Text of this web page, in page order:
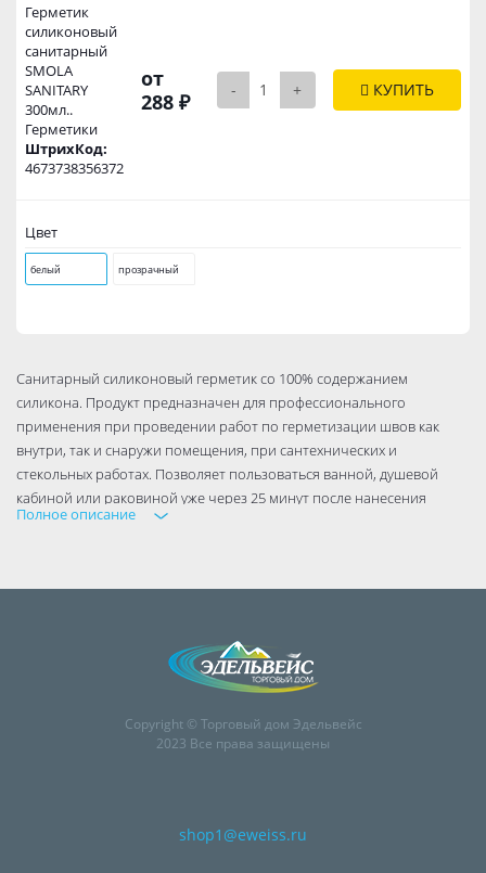
Герметик
силиконовый
санитарный
SMOLA
SANITARY
300мл..
Герметики
ШтрихКод:
4673738356372
от
288 ₽
- + КУПИТЬ
Цвет
белый прозрачный
Санитарный силиконовый герметик со 100% содержанием
силикона. Продукт предназначен для профессионального
применения при проведении работ по герметизации швов как
внутри, так и снаружи помещения, при сантехнических и
стекольных работах. Позволяет пользоваться ванной, душевой
кабиной или раковиной уже через 25 минут после нанесения
герметика. Обеспечивает защиту от грибка, плесени, и УФ-
Полное описание
Copyright © Торговый дом Эдельвейс
2023 Все права защищены
shop1@eweiss.ru